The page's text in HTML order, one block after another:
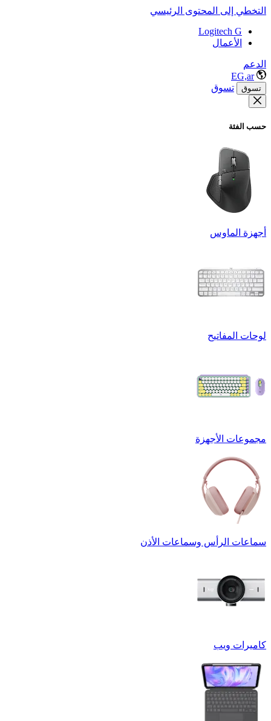
التخطي إلى المحتوى الرئيسي
Logitech G
الأعمال
الدعم
EG,ar
تسوق تسوق
حسب الفئة
أجهزة الماوس
لوحات المفاتيح
مجموعات الأجهزة
سماعات الرأس وسماعات الأذن
كاميرات ويب